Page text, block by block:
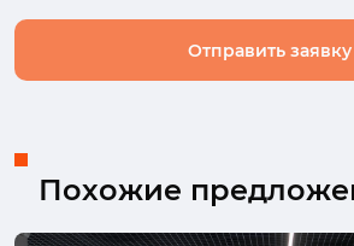
Отправить заявку
Похожие